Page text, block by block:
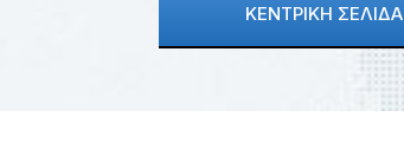
ΚΕΝΤΡΙΚΗ ΣΕΛΙΔΑ